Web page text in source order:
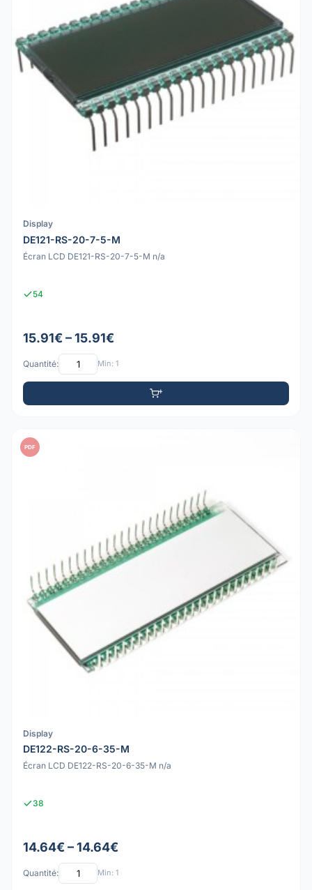
Display
DE121-RS-20-7-5-M
Écran LCD DE121-RS-20-7-5-M n/a
54
15.91€ – 15.91€
Quantité: Min: 1
PDF
Display
DE122-RS-20-6-35-M
Écran LCD DE122-RS-20-6-35-M n/a
38
14.64€ – 14.64€
Quantité: Min: 1